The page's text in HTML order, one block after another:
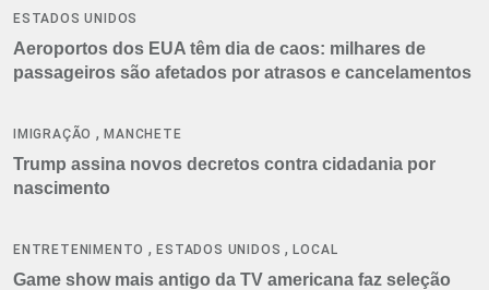
ESTADOS UNIDOS
Aeroportos dos EUA têm dia de caos: milhares de
passageiros são afetados por atrasos e cancelamentos
IMIGRAÇÃO ,MANCHETE
Trump assina novos decretos contra cidadania por
nascimento
ENTRETENIMENTO ,ESTADOS UNIDOS ,LOCAL
Game show mais antigo da TV americana faz seleção